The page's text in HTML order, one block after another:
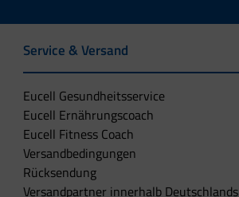
Service & Versand
Eucell Gesundheitsservice
Eucell Ernährungscoach
Eucell Fitness Coach
Versandbedingungen
Rücksendung
Versandpartner innerhalb Deutschlands